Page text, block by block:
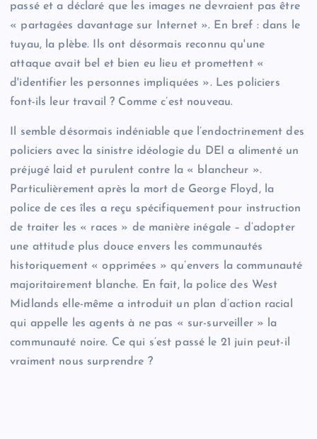
passé et a déclaré que les images ne devraient pas être
« partagées davantage sur Internet ». En bref : dans le
tuyau, la plèbe. Ils ont désormais reconnu qu'une
attaque avait bel et bien eu lieu et promettent «
d'identifier les personnes impliquées ». Les policiers
font-ils leur travail ? Comme c’est nouveau.
Il semble désormais indéniable que l’endoctrinement des
policiers avec la sinistre idéologie du DEI a alimenté un
préjugé laid et purulent contre la « blancheur ».
Particulièrement après la mort de George Floyd, la
police de ces îles a reçu spécifiquement pour instruction
de traiter les « races » de manière inégale – d’adopter
une attitude plus douce envers les communautés
historiquement « opprimées » qu’envers la communauté
majoritairement blanche. En fait, la police des West
Midlands elle-même a introduit un plan d’action racial
qui appelle les agents à ne pas « sur-surveiller » la
communauté noire. Ce qui s’est passé le 21 juin peut-il
vraiment nous surprendre ?